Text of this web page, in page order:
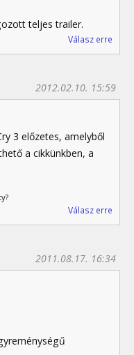
teljes trailer.
Válasz erre
2012.02.10. 15:59
3 előzetes, amelyből
a cikkünkben, a
Válasz erre
2011.08.17. 16:34